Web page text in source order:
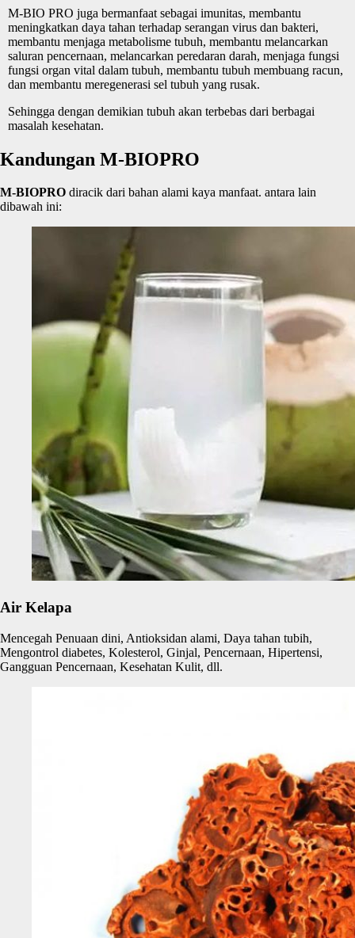
M-BIO PRO juga bermanfaat sebagai imunitas, membantu
meningkatkan daya tahan terhadap serangan virus dan bakteri,
membantu menjaga metabolisme tubuh, membantu melancarkan
saluran pencernaan, melancarkan peredaran darah, menjaga fungsi
fungsi organ vital dalam tubuh, membantu tubuh membuang racun,
dan membantu meregenerasi sel tubuh yang rusak.
Sehingga dengan demikian tubuh akan terbebas dari berbagai
masalah kesehatan.
Kandungan M-BIOPRO
M-BIOPRO diracik dari bahan alami kaya manfaat. antara lain
dibawah ini:
Air Kelapa
Mencegah Penuaan dini, Antioksidan alami, Daya tahan tubih,
Mengontrol diabetes, Kolesterol, Ginjal, Pencernaan, Hipertensi,
Gangguan Pencernaan, Kesehatan Kulit, dll.